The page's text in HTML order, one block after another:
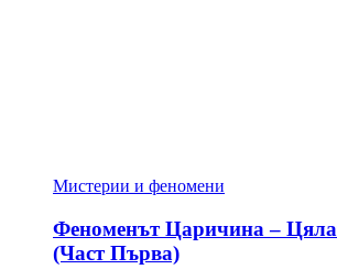
Мистерии и феномени
Феноменът Царичина –
(Част Първа)